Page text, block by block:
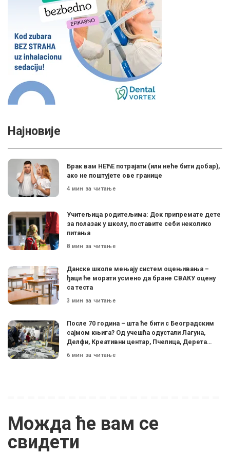
Најновије
Брак вам НЕЋЕ потрајати (или неће бити добар),
ако не поштујете ове границе
4 мин за читање
Учитељица родитељима: Док припремате дете
за полазак у школу, поставите себи неколико
питања
8 мин за читање
Данске школе мењају систем оцењивања –
ђаци ће морати усмено да бране СВАКУ оцену
са теста
3 мин за читање
После 70 година – шта ће бити с Београдским
сајмом књига? Од учешћа одустали Лагуна,
Делфи, Креативни центар, Пчелица, Дерета…
6 мин за читање
Можда ће вам се
свидети